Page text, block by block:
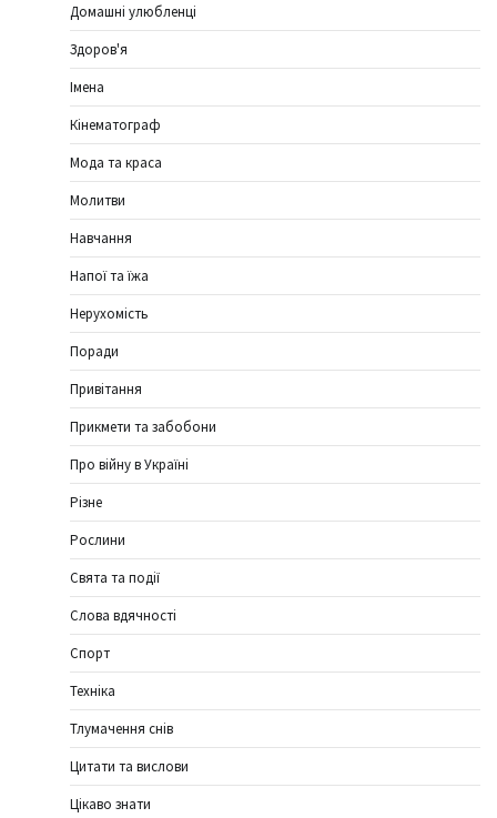
Домашні улюбленці
Здоров'я
Імена
Кінематограф
Мода та краса
Молитви
Навчання
Напої та їжа
Нерухомість
Поради
Привітання
Прикмети та забобони
Про війну в Україні
Різне
Рослини
Свята та події
Слова вдячності
Спорт
Техніка
Тлумачення снів
Цитати та вислови
Цікаво знати